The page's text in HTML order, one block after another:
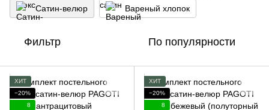
Сатин-велюр Вареный хлопок
Фильтр По популярности
ХИТ
−20%
8
ХИТ
−20%
8